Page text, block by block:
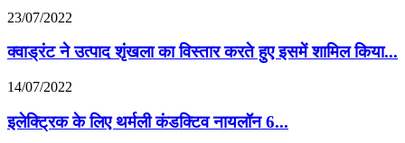
23/07/2022
क्वाड्रंट ने उत्पाद शृंखला का विस्तार करते हुए इसमें शामिल किया...
14/07/2022
इलेक्ट्रिक के लिए थर्मली कंडक्टिव नायलॉन 6...